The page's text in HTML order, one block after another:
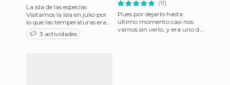
La isla de las especias
Visitamos la isla en julio por
lo que las temperaturas eran
suaves, se agradecía una
chaqueta por la no
3 actividades
(11)
Pues por dejarlo hasta
último momento casi nos
vamos sin verlo, y era uno de